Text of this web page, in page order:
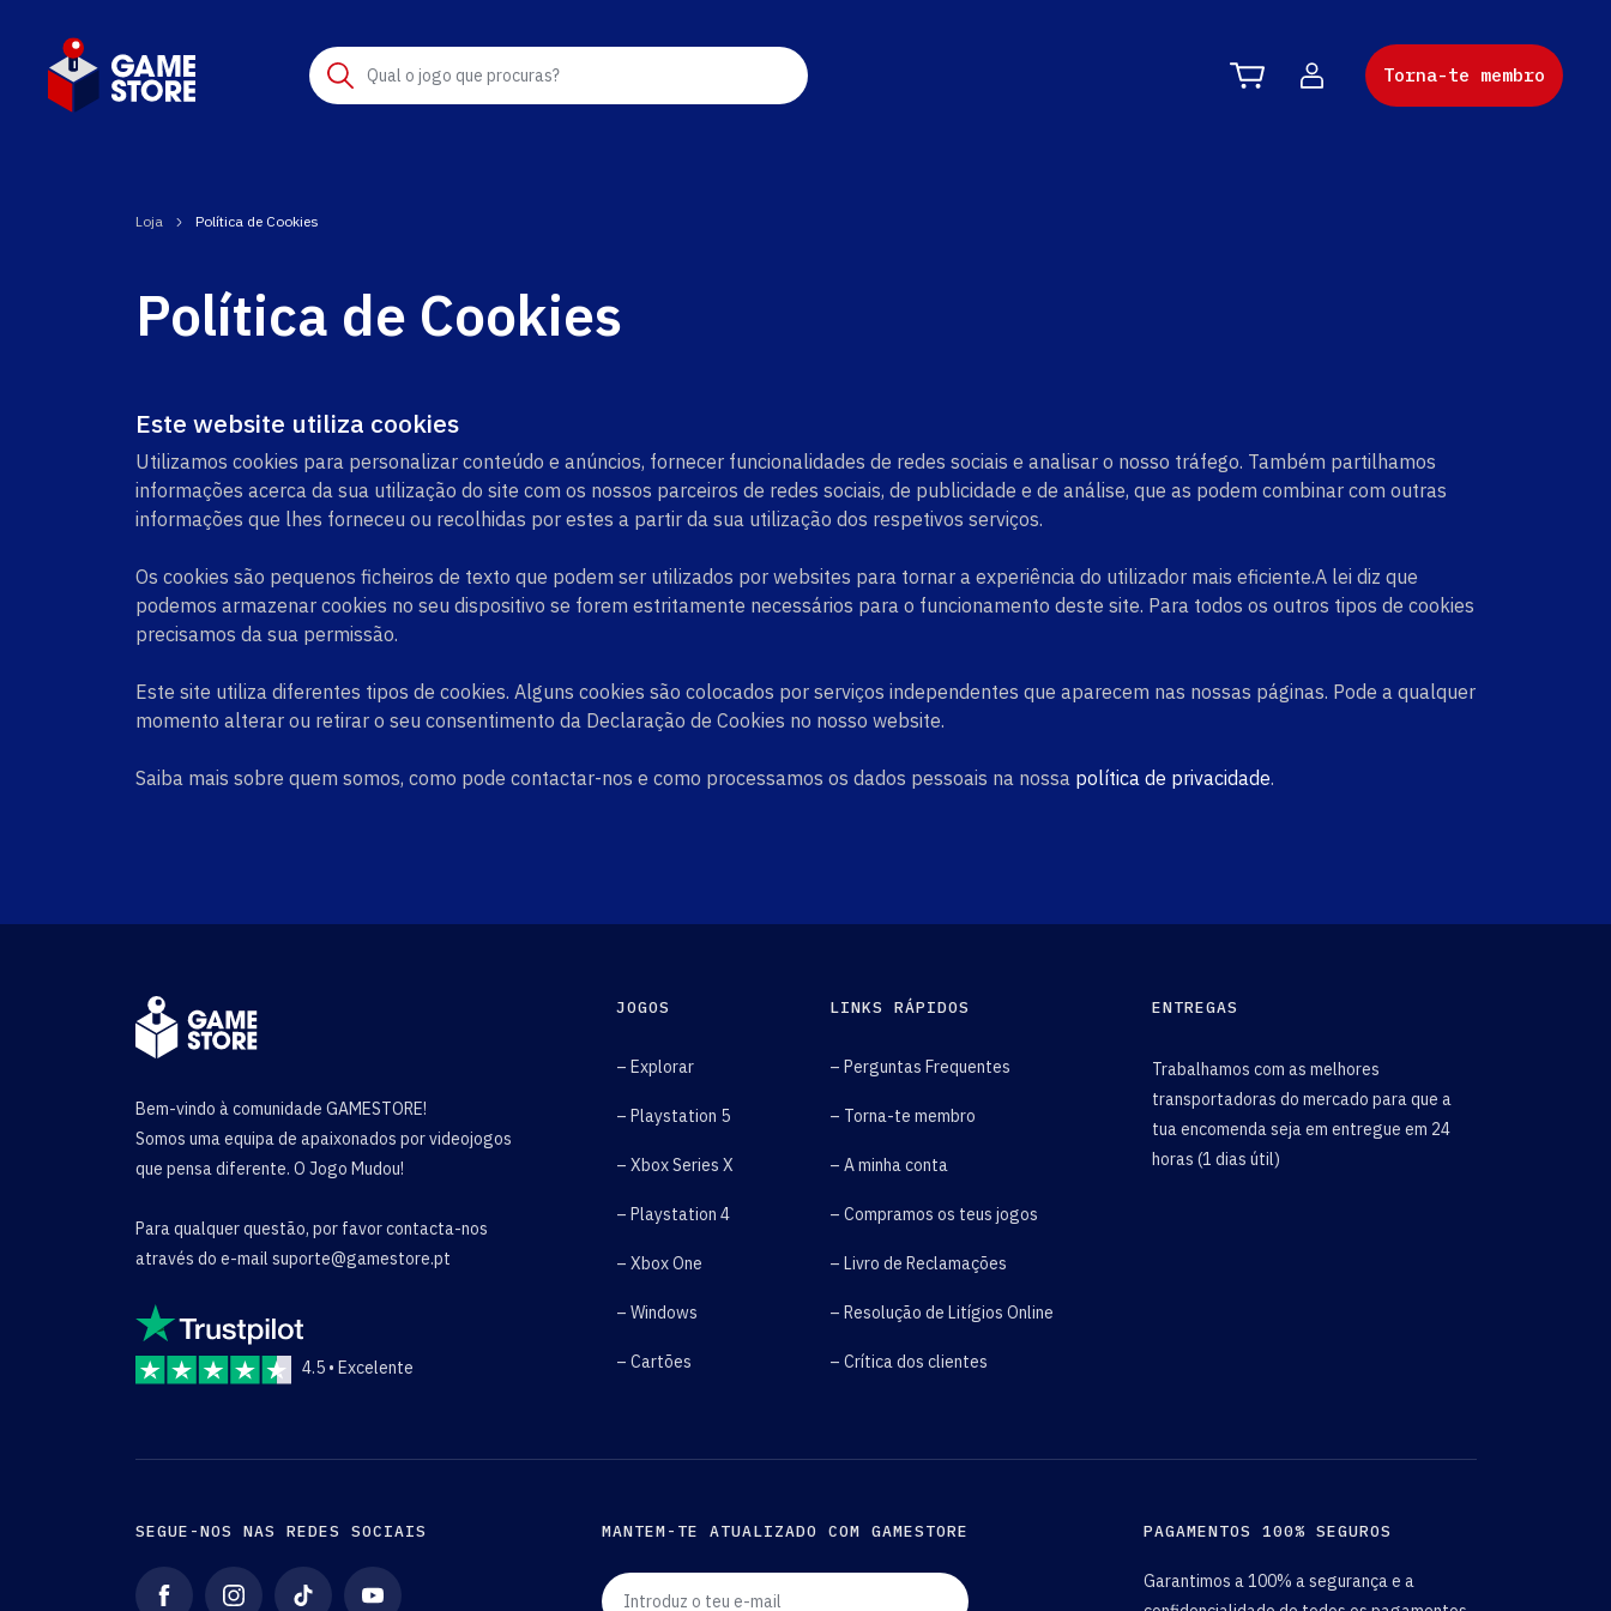
Qual o jogo que procuras? Torna-te membro
Loja Política de Cookies
Política de Cookies
Este website utiliza cookies
Utilizamos cookies para personalizar conteúdo e anúncios, fornecer funcionalidades de redes sociais e analisar o nosso tráfego. Também partilhamos
informações acerca da sua utilização do site com os nossos parceiros de redes sociais, de publicidade e de análise, que as podem combinar com outras
informações que lhes forneceu ou recolhidas por estes a partir da sua utilização dos respetivos serviços.
Os cookies são pequenos ficheiros de texto que podem ser utilizados por websites para tornar a experiência do utilizador mais eficiente.A lei diz que
podemos armazenar cookies no seu dispositivo se forem estritamente necessários para o funcionamento deste site. Para todos os outros tipos de cookies
precisamos da sua permissão.
Este site utiliza diferentes tipos de cookies. Alguns cookies são colocados por serviços independentes que aparecem nas nossas páginas. Pode a qualquer
momento alterar ou retirar o seu consentimento da Declaração de Cookies no nosso website.
Saiba mais sobre quem somos, como pode contactar-nos e como processamos os dados pessoais na nossa política de privacidade.
Bem-vindo à comunidade GAMESTORE!
Somos uma equipa de apaixonados por videojogos
que pensa diferente. O Jogo Mudou!
Para qualquer questão, por favor contacta-nos
através do e-mail suporte@gamestore.pt
4.5 • Excelente
JOGOS
– Explorar
– Playstation 5
– Xbox Series X
– Playstation 4
– Xbox One
– Windows
– Cartões
LINKS RÁPIDOS
– Perguntas Frequentes
– Torna-te membro
– A minha conta
– Compramos os teus jogos
– Livro de Reclamações
– Resolução de Litígios Online
– Crítica dos clientes
ENTREGAS
Trabalhamos com as melhores
transportadoras do mercado para que a
tua encomenda seja em entregue em 24
horas (1 dias útil)
SEGUE-NOS NAS REDES SOCIAIS MANTEM-TE ATUALIZADO COM GAMESTORE
Introduz o teu e-mail
PAGAMENTOS 100% SEGUROS
Garantimos a 100% a segurança e a